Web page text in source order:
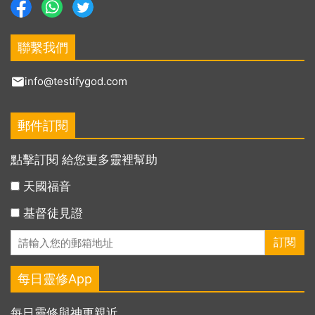
聯繫我們
info@testifygod.com
郵件訂閱
點擊訂閱 給您更多靈裡幫助
天國福音
基督徒見證
每日靈修App